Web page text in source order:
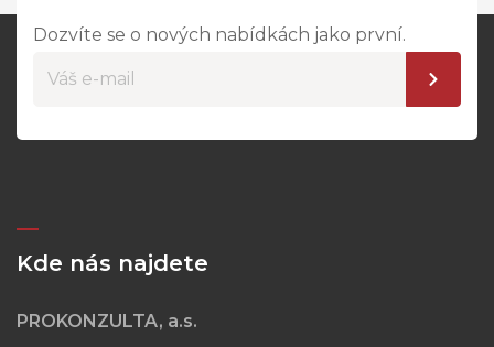
Dozvíte se o nových nabídkách jako první.
Kde nás najdete
PROKONZULTA, a.s.